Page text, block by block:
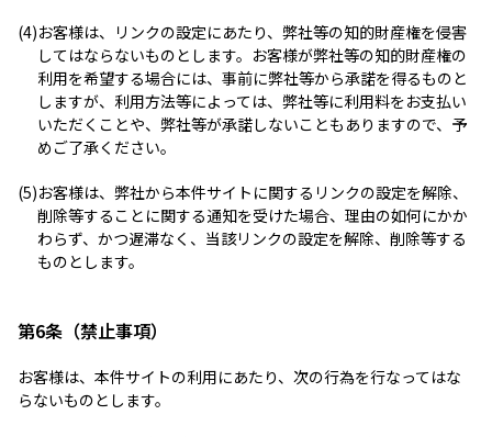
(4)お客様は、リンクの設定にあたり、弊社等の知的財産権を侵害
してはならないものとします。お客様が弊社等の知的財産権の
利用を希望する場合には、事前に弊社等から承諾を得るものと
しますが、利用方法等によっては、弊社等に利用料をお支払い
いただくことや、弊社等が承諾しないこともありますので、予
めご了承ください。
(5)お客様は、弊社から本件サイトに関するリンクの設定を解除、
削除等することに関する通知を受けた場合、理由の如何にかか
わらず、かつ遅滞なく、当該リンクの設定を解除、削除等する
ものとします。
第6条（禁止事項）
お客様は、本件サイトの利用にあたり、次の行為を行なってはな
らないものとします。